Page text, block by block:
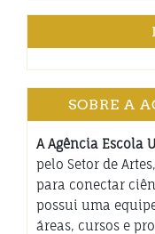
SOBRE A
A Agência Escola
pelo Setor de
para conectar
possui uma
áreas, cursos e